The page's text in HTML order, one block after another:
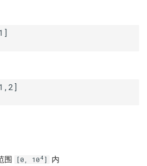
列
叉树
点
围 [0, 104 ] 内